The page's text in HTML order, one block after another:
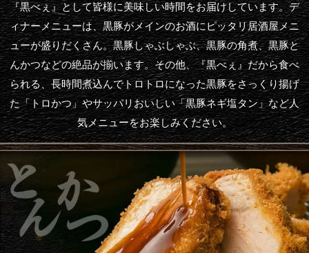
『黒べぇ』として皆様に美味しい時間をお届けしています。デ
ィナーメニューは、黒豚がメインのお酒にピッタリ居酒屋メニ
ューが盛りだくさん。黒豚しゃぶしゃぶ、黒豚の角煮、黒豚と
んかつなどの絶品が揃います。その他、『黒べぇ』だから食べ
られる、長時間煮込んでトロトロになった黒豚をさっくり揚げ
た「トロかつ」やサッパリおいしい「黒豚ネギ塩タン」など人
気メニューをお楽しみください。